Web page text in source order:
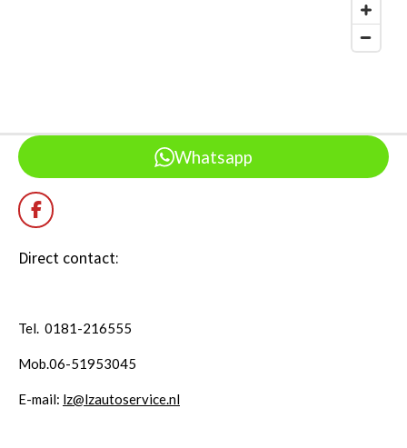
Whatsapp
F
a
e
k
Direct contact:
Tel. 0181-216555
Mob.06-51953045
E-mail: lz@lzautoservice.nl